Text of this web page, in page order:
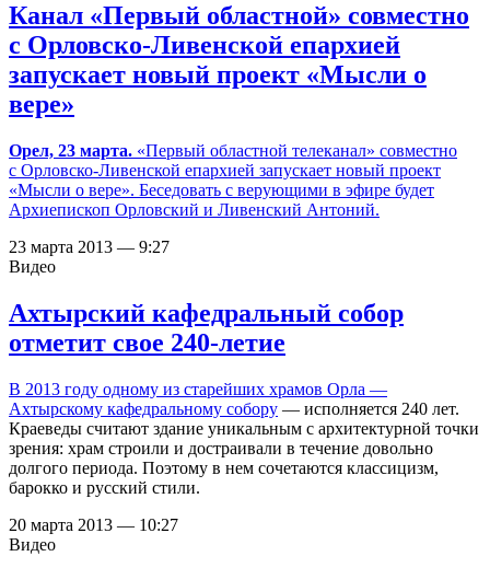
Канал «Первый областной» совместно
с Орловско-Ливенской епархией
запускает новый проект «Мысли о
вере»
Орел, 23 марта. «Первый областной телеканал» совместно
с Орловско-Ливенской епархией запускает новый проект
«Мысли о вере». Беседовать с верующими в эфире будет
Архиепископ Орловский и Ливенский Антоний.
23 марта 2013 — 9:27
Видео
Ахтырский кафедральный собор
отметит свое 240-летие
В 2013 году одному из старейших храмов Орла —
Ахтырскому кафедральному собору — исполняется 240 лет.
Краеведы считают здание уникальным с архитектурной точки
зрения: храм строили и достраивали в течение довольно
долгого периода. Поэтому в нем сочетаются классицизм,
барокко и русский стили.
20 марта 2013 — 10:27
Видео